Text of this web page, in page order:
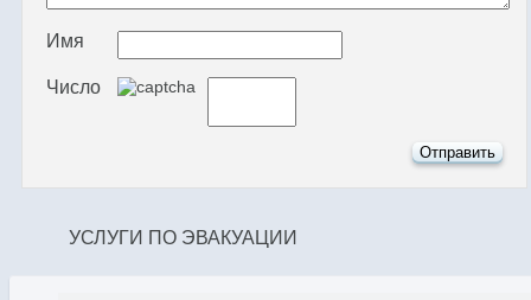
Имя
Число
УСЛУГИ ПО ЭВАКУАЦИИ